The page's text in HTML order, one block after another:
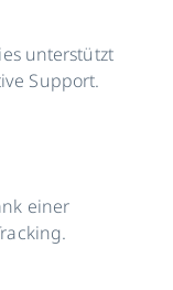
unterstützt
Support.
einer